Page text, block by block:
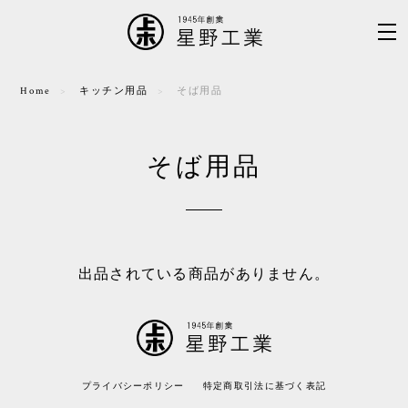
Home キッチン用品 そば用品
そば用品
出品されている商品がありません。
プライバシーポリシー 特定商取引法に基づく表記